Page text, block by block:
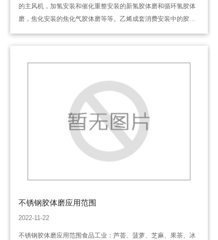
的主风机，加氢安装和催化重整安装的新氢胶体磨和循环氢胶体
磨，焦化安装的焦化气胶体磨等等。乙烯成套消费安装中的胶体
不锈钢胶体磨应用范围
2022-11-22
不锈钢胶体磨应用范围食品工业：芦荟、菠萝、芝麻、果茶、冰